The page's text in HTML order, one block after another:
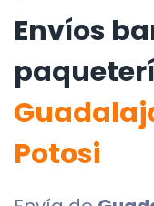
Envíos
Potosi